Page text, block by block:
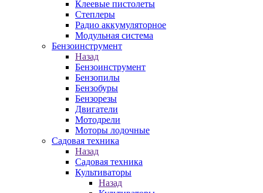
Клеевые пистолеты
Степлеры
Радио аккумуляторное
Модульная система
Бензоинструмент
Назад
Бензоинструмент
Бензопилы
Бензобуры
Бензорезы
Двигатели
Мотодрели
Моторы лодочные
Садовая техника
Назад
Садовая техника
Культиваторы
Назад